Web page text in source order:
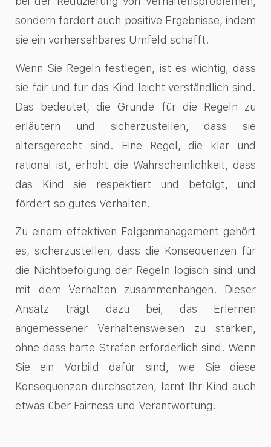
sondern fördert auch positive Ergebnisse, indem
sie ein vorhersehbares Umfeld schafft.
Wenn Sie Regeln festlegen, ist es wichtig, dass
sie fair und für das Kind leicht verständlich sind.
Das bedeutet, die Gründe für die Regeln zu
erläutern und sicherzustellen, dass sie
altersgerecht sind. Eine Regel, die klar und
rational ist, erhöht die Wahrscheinlichkeit, dass
das Kind sie respektiert und befolgt, und
fördert so gutes Verhalten.
Zu einem effektiven Folgenmanagement gehört
es, sicherzustellen, dass die Konsequenzen für
die Nichtbefolgung der Regeln logisch sind und
mit dem Verhalten zusammenhängen. Dieser
Ansatz trägt dazu bei, das Erlernen
angemessener Verhaltensweisen zu stärken,
ohne dass harte Strafen erforderlich sind. Wenn
Sie ein Vorbild dafür sind, wie Sie diese
Konsequenzen durchsetzen, lernt Ihr Kind auch
etwas über Fairness und Verantwortung.